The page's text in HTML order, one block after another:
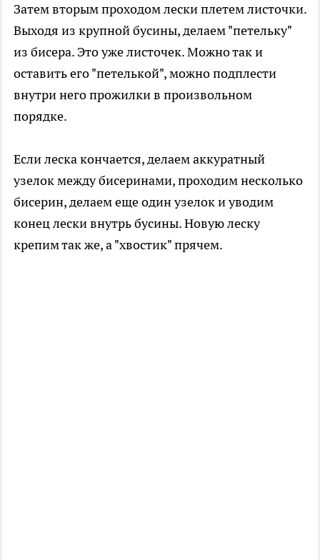
Затем вторым проходом лески плетем листочки.
Выходя из крупной бусины, делаем "петельку"
из бисера. Это уже листочек. Можно так и
оставить его "петелькой", можно подплести
внутри него прожилки в произвольном
порядке.
Если леска кончается, делаем аккуратный
узелок между бисеринами, проходим несколько
бисерин, делаем еще один узелок и уводим
конец лески внутрь бусины. Новую леску
крепим так же, а "хвостик" прячем.